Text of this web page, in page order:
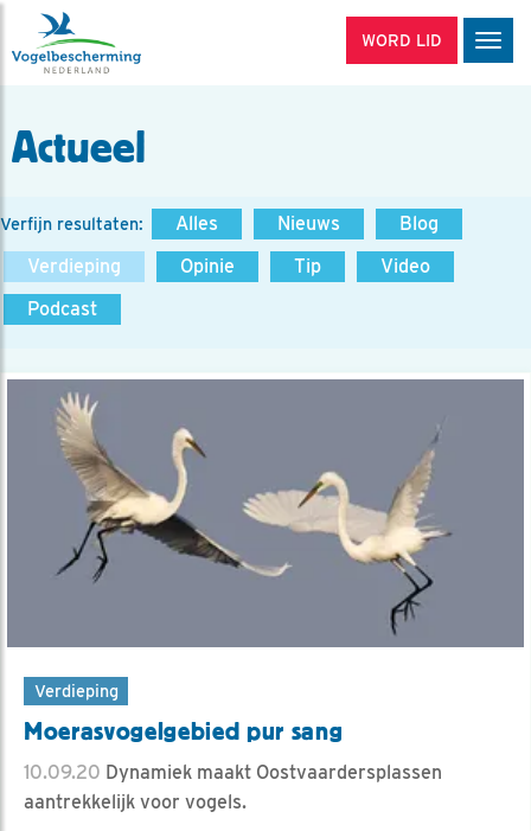
WORD LID
Actueel
Verfijn resultaten: Alles Nieuws
Blog
Verdieping
Opinie Tip
Video
Podcast
Verdieping
Moerasvogelgebied pur sang
10.09.20 Dynamiek maakt Oostvaardersplassen
aantrekkelijk voor vogels.